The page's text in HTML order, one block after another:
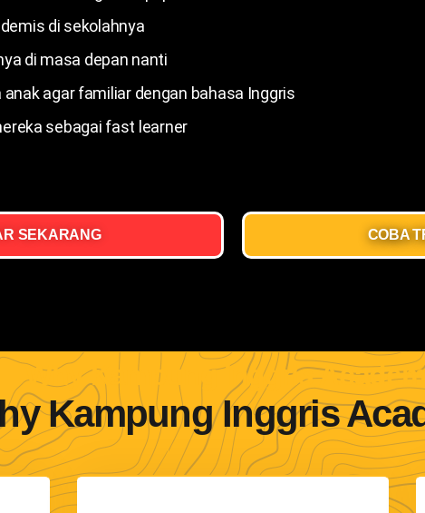
di sekolahnya
di masa depan nanti
agar familiar dengan bahasa Inggris
sebagai fast learner
SEKARANG COBA
Why Kampung Inggris
Kampung Inggris